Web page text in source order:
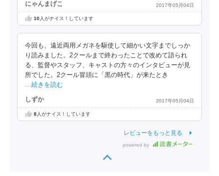
にゃんまげこ 2017年05月04日
10人がナイス！しています
今回も、遠近両用メガネを駆使して細かい文字までしっか
り読みました。2クールまで終わったことで改めて語られ
る、監督やスタッフ、キャストの方々のインタビューが見
所でした。2クール冒頭に「黒の時代」が来たとき
…続きを読む
しずか 2017年05月04日
8人がナイス！しています
レビューをもっと見る
powered by